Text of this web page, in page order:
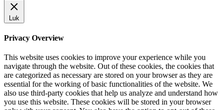
Luk
Privacy Overview
This website uses cookies to improve your experience while you
navigate through the website. Out of these cookies, the cookies that
are categorized as necessary are stored on your browser as they are
essential for the working of basic functionalities of the website. We
also use third-party cookies that help us analyze and understand how
you use this website. These cookies will be stored in your browser